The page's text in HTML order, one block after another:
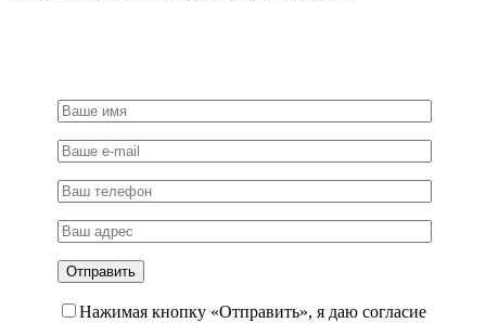
Нажимая кнопку «Отправить», я даю согласие